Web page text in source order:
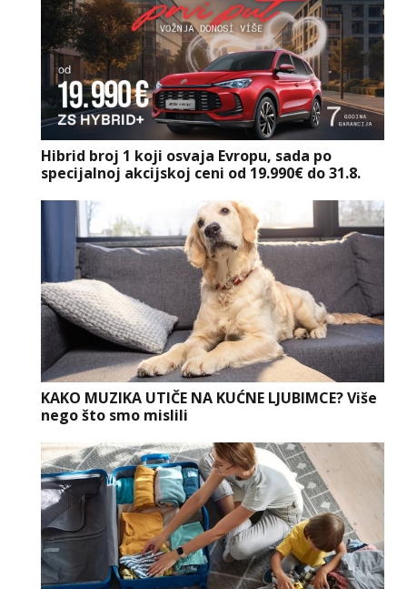
Hibrid broj 1 koji osvaja Evropu, sada po
specijalnoj akcijskoj ceni od 19.990€ do 31.8.
KAKO MUZIKA UTIČE NA KUĆNE LJUBIMCE? Više
nego što smo mislili